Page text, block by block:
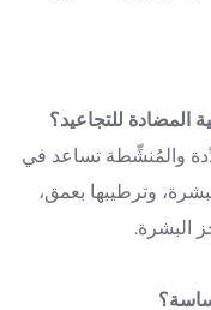
المضادة للتجاعيد؟
والمُنشِّطة تساعد في
وترطيبها بعمق،
البشرة.